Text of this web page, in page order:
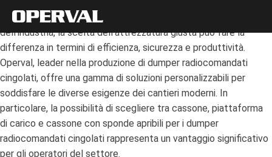
Nei settori delle macchine movimento terra, dell'agricoltura,
dell'industria, la scelta dell'attrezzatura giusta può fare la
differenza in termini di efficienza, sicurezza e produttività.
Operval, leader nella produzione di dumper radiocomandati
cingolati, offre una gamma di soluzioni personalizzabili per
soddisfare le diverse esigenze dei cantieri moderni. In
particolare, la possibilità di scegliere tra cassone, piattaforma
di carico e cassone con sponde apribili per i dumper
radiocomandati cingolati rappresenta un vantaggio significativo
per gli operatori del settore.